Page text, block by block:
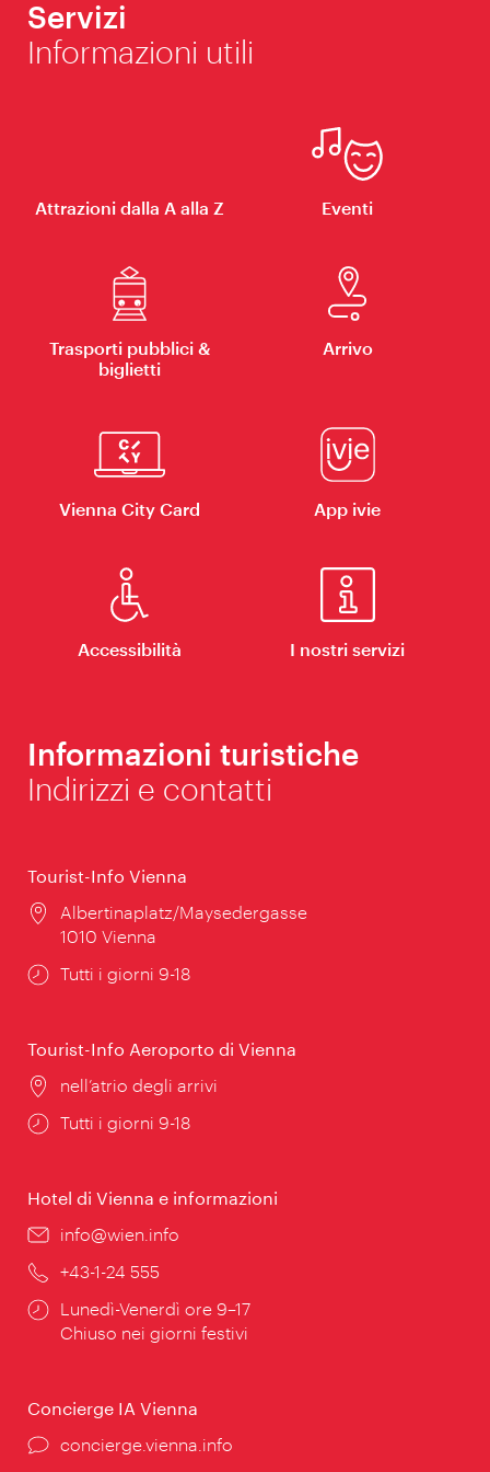
Servizi
Informazioni utili
Attrazioni dalla A alla Z Eventi
Trasporti pubblici &
biglietti
Arrivo
Vienna City Card App ivie
Accessibilità I nostri servizi
Informazioni turistiche
Indirizzi e contatti
Tourist-Info Vienna
Posizione:
Albertinaplatz/Maysedergasse
1010 Vienna
Orari
Tutti i giorni 9-18
Tourist-Info Aeroporto di Vienna
Posizione:
nell’atrio degli arrivi
Orari
Tutti i giorni 9-18
Hotel di Vienna e informazioni
Email:
info@wien.info
Telefono:
+43-1-24 555
Orari
di
Lunedì-Venerdì ore 9–17
Chiuso nei giorni festivi
Concierge IA Vienna
Ort:
concierge.vienna.info